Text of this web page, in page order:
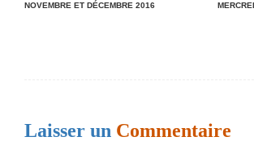
a
t
NOVEMBRE ET DÉCEMBRE 2016
Laisser un Commentaire